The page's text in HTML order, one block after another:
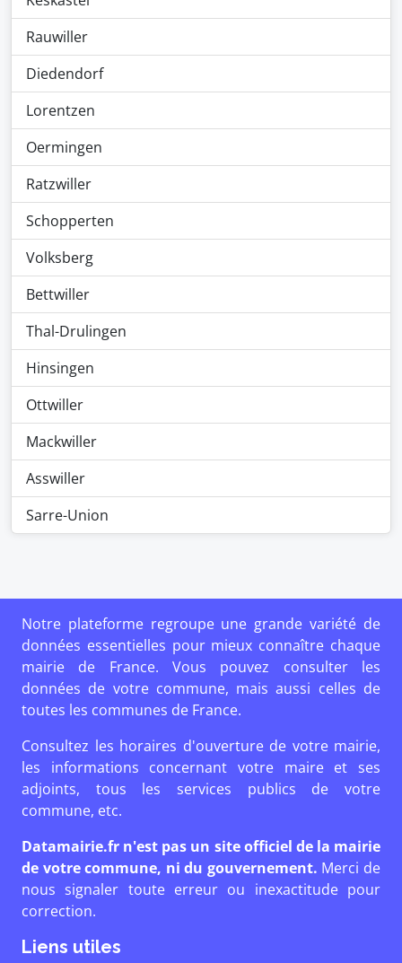
Rauwiller
Diedendorf
Lorentzen
Oermingen
Ratzwiller
Schopperten
Volksberg
Bettwiller
Thal-Drulingen
Hinsingen
Ottwiller
Mackwiller
Asswiller
Sarre-Union
Notre plateforme regroupe une grande variété de
données essentielles pour mieux connaître chaque
mairie de France. Vous pouvez consulter les
données de votre commune, mais aussi celles de
toutes les communes de France.
Consultez les horaires d'ouverture de votre mairie,
les informations concernant votre maire et ses
adjoints, tous les services publics de votre
commune, etc.
Datamairie.fr n'est pas un site officiel de la mairie
de votre commune, ni du gouvernement. Merci de
nous signaler toute erreur ou inexactitude pour
correction.
Liens utiles